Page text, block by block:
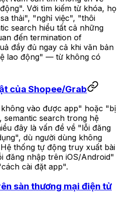
Với tìm kiếm từ khóa, họ
thải", "nghỉ việc", "thôi
search hiểu tất cả những
đến termination of
đầy đủ ngay cả khi văn bản
lao động" — từ không có
của Shopee/Grab
vào được app" hoặc "bị
semantic search trong hệ
đây là vấn đề về "lỗi đăng
dù người dùng không
thống tự động truy xuất bài
đăng nhập trên iOS/Android"
cài đặt app".
sàn thương mại điện tử